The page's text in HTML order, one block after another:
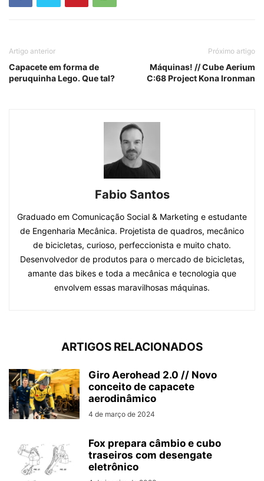
Artigo anterior
Capacete em forma de
peruquinha Lego. Que tal?
Próximo artigo
Máquinas! // Cube Aerium
C:68 Project Kona Ironman
Fabio Santos
Graduado em Comunicação Social & Marketing e estudante
de Engenharia Mecânica. Projetista de quadros, mecânico
de bicicletas, curioso, perfeccionista e muito chato.
Desenvolvedor de produtos para o mercado de bicicletas,
amante das bikes e toda a mecânica e tecnologia que
envolvem essas maravilhosas máquinas.
ARTIGOS RELACIONADOS
Giro Aerohead 2.0 // Novo
conceito de capacete
aerodinâmico
4 de março de 2024
Fox prepara câmbio e cubo
traseiros com desengate
eletrônico